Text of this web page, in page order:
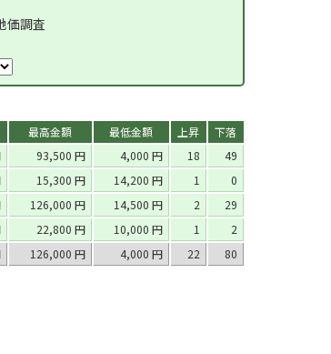
価調査
最高金額 最低金額 上昇
下落
93,500 円 4,000 円 18
49
15,300 円 14,200 円 1
0
126,000 円 14,500 円 2
29
22,800 円 10,000 円 1
2
126,000 円 4,000 円 22 80